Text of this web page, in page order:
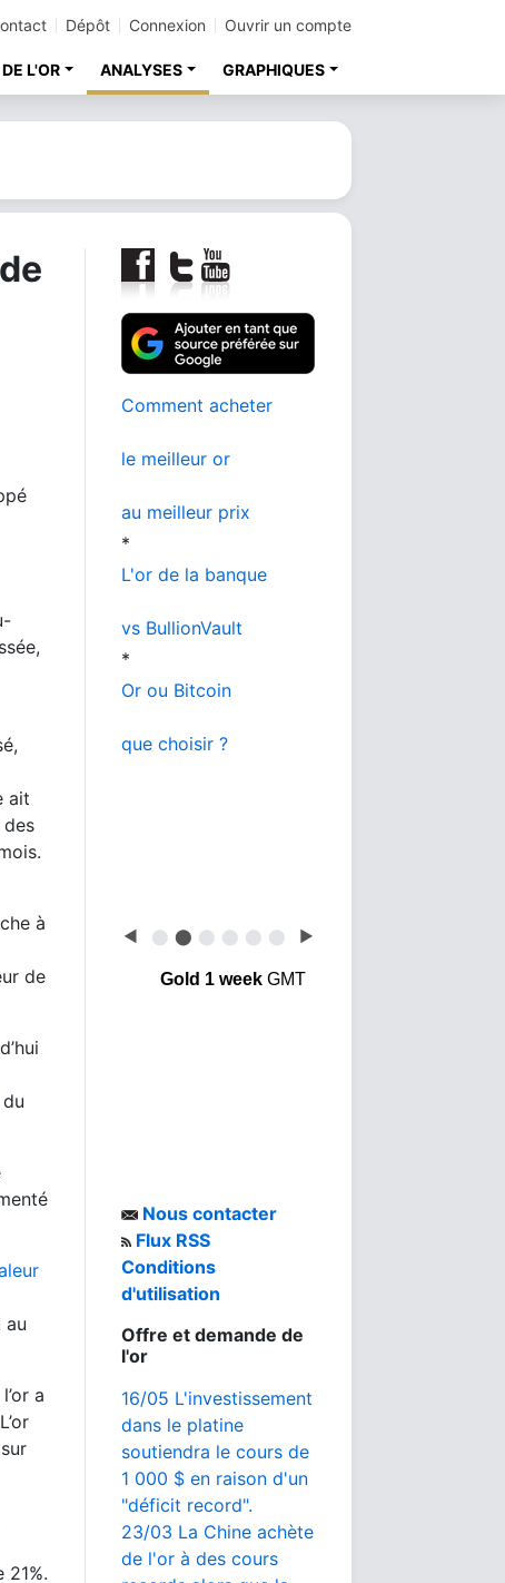
Dépôt Connexion Ouvrir un compte
L'OR ANALYSES GRAPHIQUES
ait
des
à
de
au
a
21%.
Comment acheter
le meilleur or
au meilleur prix
*
L'or de la banque
vs BullionVault
*
Or ou Bitcoin
que choisir ?
◀ ⬤ ⬤ ⬤ ⬤ ⬤ ⬤ ▶
Gold 1 weekGMT
Nous contacter
Flux RSS
Conditions
d'utilisation
Offre et demande de
l'or
16/05 L'investissement
dans le platine
soutiendra le cours de
1 000 $ en raison d'un
"déficit record".
23/03 La Chine achète
de l'or à des cours